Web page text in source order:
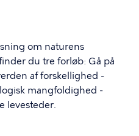
om naturens
du tre forløb: Gå på
af forskellighed -
mangfoldighed -
levesteder.